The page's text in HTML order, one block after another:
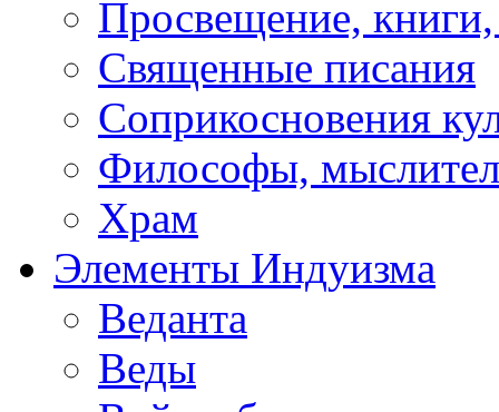
Просвещение, книги,
Священные писания
Соприкосновения
Философы,
Храм
Элементы Индуизма
Веданта
Веды